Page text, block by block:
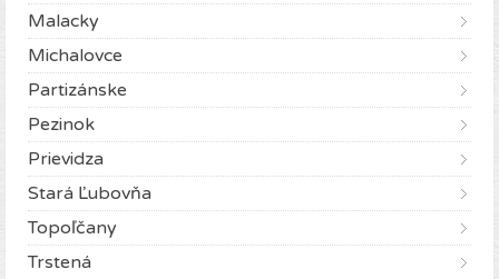
Malacky
Michalovce
Partizánske
Pezinok
Prievidza
Stará Ľubovňa
Topoľčany
Trstená